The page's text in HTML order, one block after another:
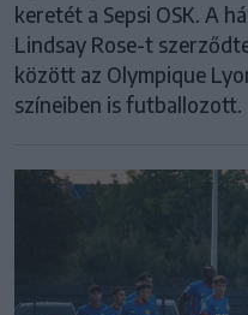
keretét a Sepsi OSK. A
Lindsay Rose-t
között az Olympique
színeiben is futballozott.